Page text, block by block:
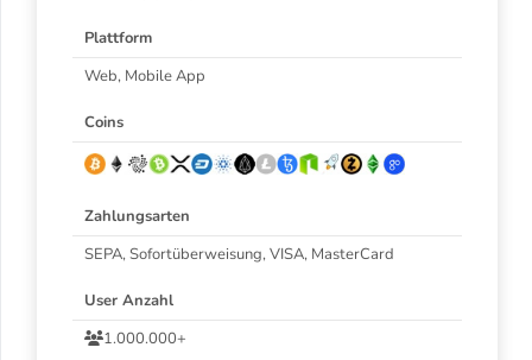
Plattform
Web, Mobile App
Coins
Zahlungsarten
SEPA, Sofortüberweisung, VISA, MasterCard
User Anzahl
1.000.000+